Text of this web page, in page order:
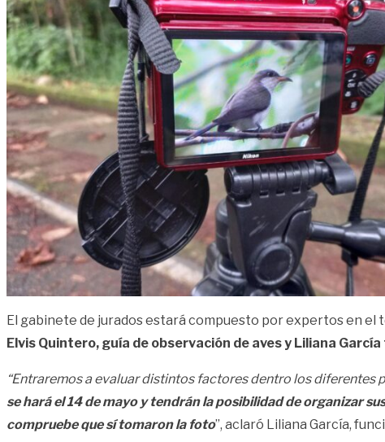
El gabinete de jurados estará compuesto por expertos en el
Elvis Quintero, guía de observación de aves y Liliana
“Entraremos a evaluar distintos factores dentro los
se hará el 14 de mayo y tendrán la posibilidad de organizar
compruebe que sí tomaron la foto”, aclaró Liliana García,